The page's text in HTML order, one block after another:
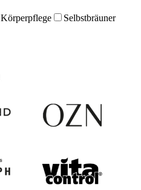
Körperpflege
Selbstbräuner